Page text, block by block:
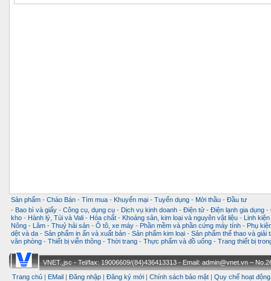
Sản phẩm - Chào Bán - Tìm mua - Khuyến mại - Tuyển dụng - Mời thầu - Đầu tư
- Bao bì và giấy - Công cụ, dụng cụ - Dịch vụ kinh doanh - Điện tử - Điện lạnh gia dụng -
kho - Hành lý, Túi và Vali - Hóa chất - Khoáng sản, kim loại và nguyên vật liệu -
Linh
Nông - Lâm - Thuỷ hải sản - Ô tô, xe máy - Phần mềm và phần cứng máy tính - Phụ
dệt và da - Sản phẩm in ấn và xuất bản - Sản phẩm kim loại - Sản phẩm thể thao và giải
văn phòng - Thiết bị viễn thông - Thời trang - Thực phẩm và đồ uống - Trang thiết bị
VNET.,jsc - Tel/fax: 19006609/(84)436413313 - Email: admin@vnet.vn –
Trang chủ
EMail Đăng nhập Đăng ký mới Chính sách bảo mật Quy chế hoạt động